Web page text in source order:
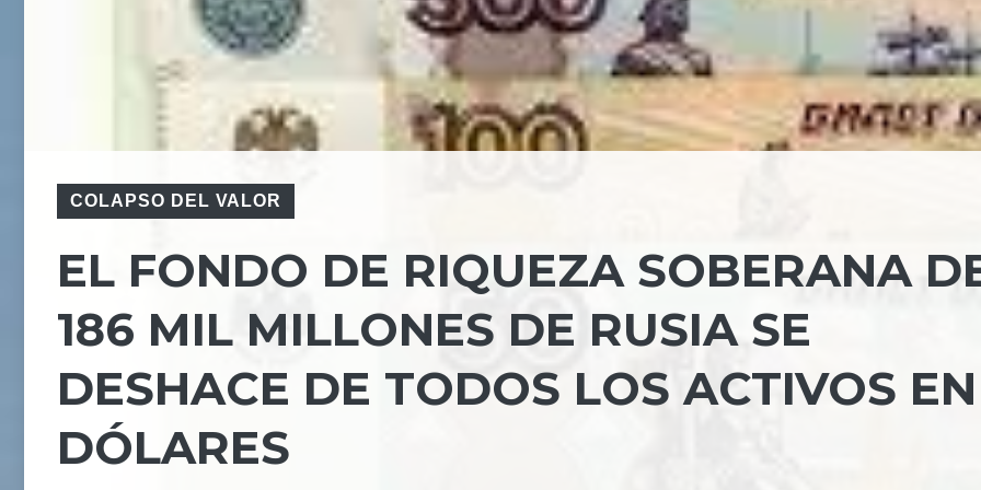
COLAPSO DEL VALOR
EL FONDO DE RIQUEZA SOBERANA
186 MIL MILLONES DE RUSIA SE
DESHACE DE TODOS LOS ACTIVOS EN
DÓLARES